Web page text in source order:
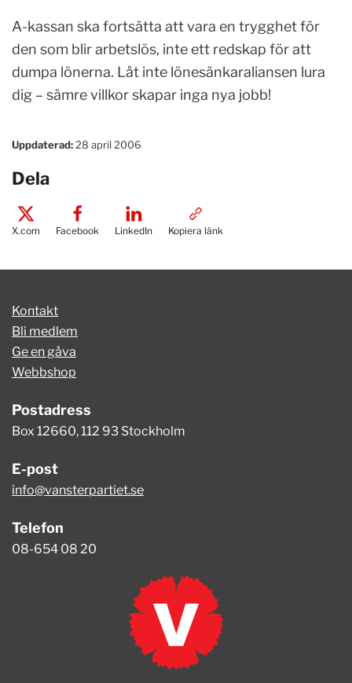
A-kassan ska fortsätta att vara en trygghet för
den som blir arbetslös, inte ett redskap för att
dumpa lönerna. Låt inte lönesänkaraliansen lura
dig – sämre villkor skapar inga nya jobb!
Uppdaterad: 28 april 2006
Dela
X.com Facebook LinkedIn Kopiera länk
Kontakt
Bli medlem
Ge en gåva
Webbshop
Postadress
Box 12660, 112 93 Stockholm
E-post
info@vansterpartiet.se
Telefon
08-654 08 20